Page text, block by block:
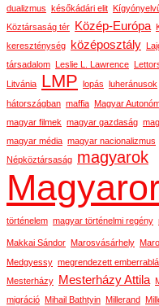
dualizmus későkádári elit
Köztársaság tér
Közép-Európa
kereszténység
középosztály
társadalom Leslie L. Lawrence
Litvánia LMP lopás luheránusok
hátországban maffia Magyar
magyar filmek magyar gazdaság
magyar média magyar nacionalizmus
Népköztársaság magyarok
történelem magyar történelmi regény
Makkai Sándor Marosvásárhely
Medgyessy megrendezett
Mesterházy
Mesterházy Attila
migráció Mihail Bathtyin Millerand